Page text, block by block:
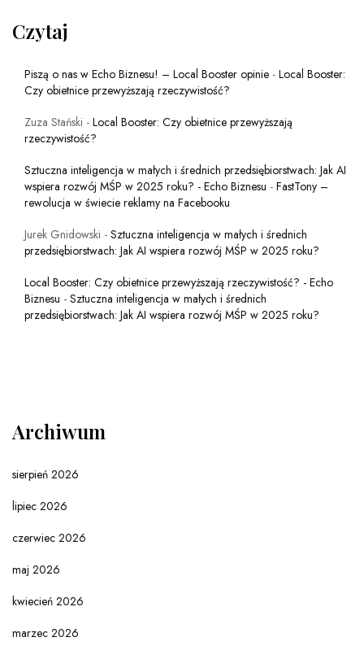
Czytaj
Piszą o nas w Echo Biznesu! – Local Booster opinie - Local Booster:
Czy obietnice przewyższają rzeczywistość?
Zuza Stański - Local Booster: Czy obietnice przewyższają
rzeczywistość?
Sztuczna inteligencja w małych i średnich przedsiębiorstwach: Jak AI
wspiera rozwój MŚP w 2025 roku? - Echo Biznesu - FastTony –
rewolucja w świecie reklamy na Facebooku
Jurek Gnidowski - Sztuczna inteligencja w małych i średnich
przedsiębiorstwach: Jak AI wspiera rozwój MŚP w 2025 roku?
Local Booster: Czy obietnice przewyższają rzeczywistość? - Echo
Biznesu - Sztuczna inteligencja w małych i średnich
przedsiębiorstwach: Jak AI wspiera rozwój MŚP w 2025 roku?
Archiwum
sierpień 2026
lipiec 2026
czerwiec 2026
maj 2026
kwiecień 2026
marzec 2026